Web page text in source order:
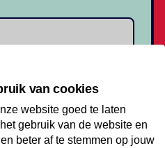
van cookies
website goed te laten
gebruik van de website en
beter af te stemmen op jouw